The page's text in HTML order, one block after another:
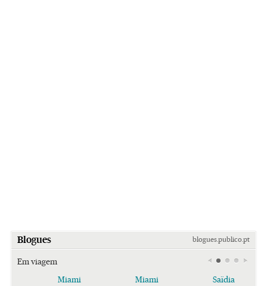
Blogues blogues.publico.pt
Em viagem
Miami
Miami
Saïdia